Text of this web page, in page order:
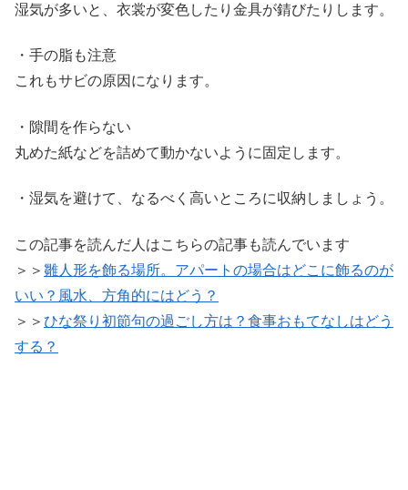
湿気が多いと、衣裳が変色したり金具が錆びたりします。
・手の脂も注意
これもサビの原因になります。
・隙間を作らない
丸めた紙などを詰めて動かないように固定します。
・湿気を避けて、なるべく高いところに収納しましょう。
この記事を読んだ人はこちらの記事も読んでいます
＞＞ 雛人形を飾る場所。アパートの場合はどこに飾るのが
いい？風水、方角的にはどう？
＞＞ ひな祭り初節句の過ごし方は？食事おもてなしはどう
する？